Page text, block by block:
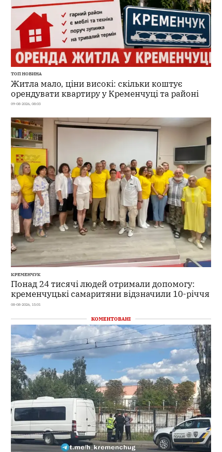
ТОП НОВИНА
Житла мало, ціни високі: скільки коштує
орендувати квартиру у Кременчуці та районі
09-08-2026, 08:03
КРЕМЕНЧУК
Понад 24 тисячі людей отримали допомогу:
кременчуцькі самаритяни відзначили 10-річчя
08-08-2026, 15:01
КОМЕНТОВАНІ